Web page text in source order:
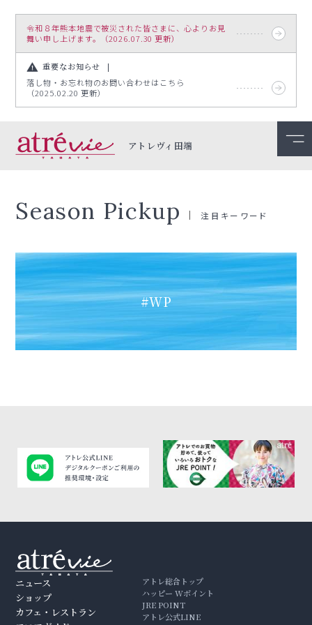
令和８年熊本地震で被災された皆さまに、心よりお見
舞い申し上げます。（2026.07.30 更新）
重要なお知らせ
落し物・お忘れ物のお問い合わせはこちら
（2025.02.20 更新）
アトレヴィ田端
Season Pickup 注目キーワード
#WP
ニュース
ショップ
カフェ・レストラン
アトレ総合トップ
ハッピー Wポイント
JRE POINT
アトレ公式LINE